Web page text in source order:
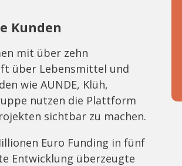
Kunden
mit über zehn
über Lebensmittel und
wie AUNDE, Klüh,
nutzen die Plattform
sichtbar zu machen.
Euro Funding in fünf
Entwicklung überzeugte